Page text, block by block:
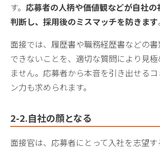
す。 応募者の人柄や価値観などが自社
判断し、採用後のミスマッチを防きます
面接では、履歴書や職務経歴書などの
できないことを、適切な質問により見
ません。応募者から本音を引き出せる
ン力も求められます。
2-2.自社の顔となる
面接官は、応募者にとって入社を志望